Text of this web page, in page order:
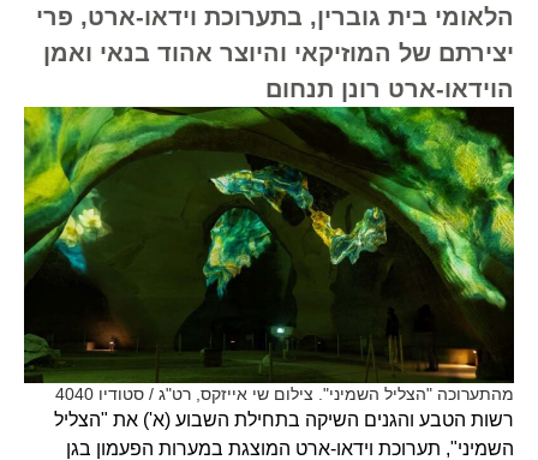
הלאומי בית גוברין, בתערוכת וידאו-ארט, פרי
יצירתם של המוזיקאי והיוצר אהוד בנאי ואמן
הוידאו-ארט רונן תנחום
מהתערוכה "הצליל השמיני". צילום שי אייזקס, רט"ג / סטודיו 4040
רשות הטבע והגנים השיקה בתחילת השבוע (א') את "הצליל
השמיני", תערוכת וידאו-ארט המוצגת במערות הפעמון בגן